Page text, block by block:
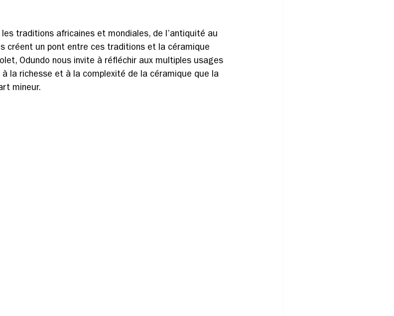
traditions africaines et mondiales, de l’antiquité au
créent un pont entre ces traditions et la céramique
Odundo nous invite à réfléchir aux multiples usages
à la richesse et à la complexité de la céramique que la
mineur.